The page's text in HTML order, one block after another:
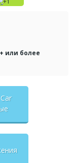
или более